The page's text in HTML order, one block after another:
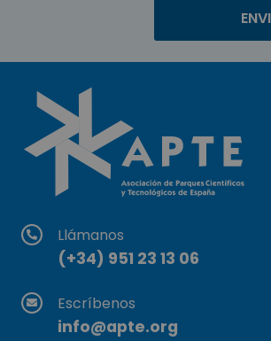
Llámanos
(+34) 951 23 13 06
Escríbenos
info@apte.org